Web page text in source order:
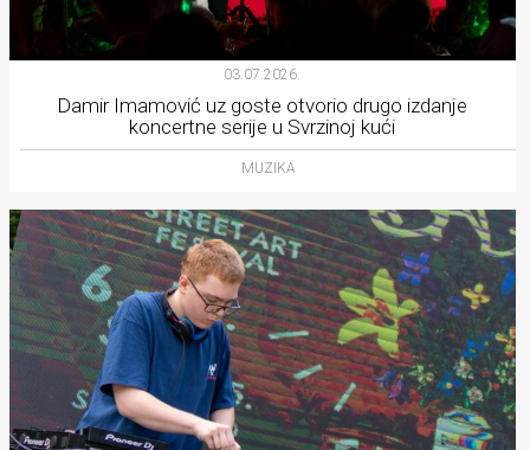
03.07.2026.
Damir Imamović uz goste otvorio drugo izdanje
koncertne serije u Svrzinoj kući
MUZIKA